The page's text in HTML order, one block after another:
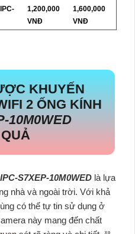
1,200,000
VNĐ
1,600,000
VNĐ
KHUYẾN
2 ỐNG KÍNH
10M0WED
IPC-S7XEP-10M0WED là lựa
nhà và ngoài trời. Với khả
có thể tự tin sử dụng ở
này mang đến chất